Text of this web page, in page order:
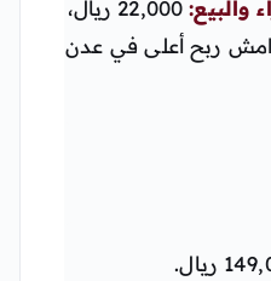
والبيع:
22,000 ريال،
ربح أعلى في عدن